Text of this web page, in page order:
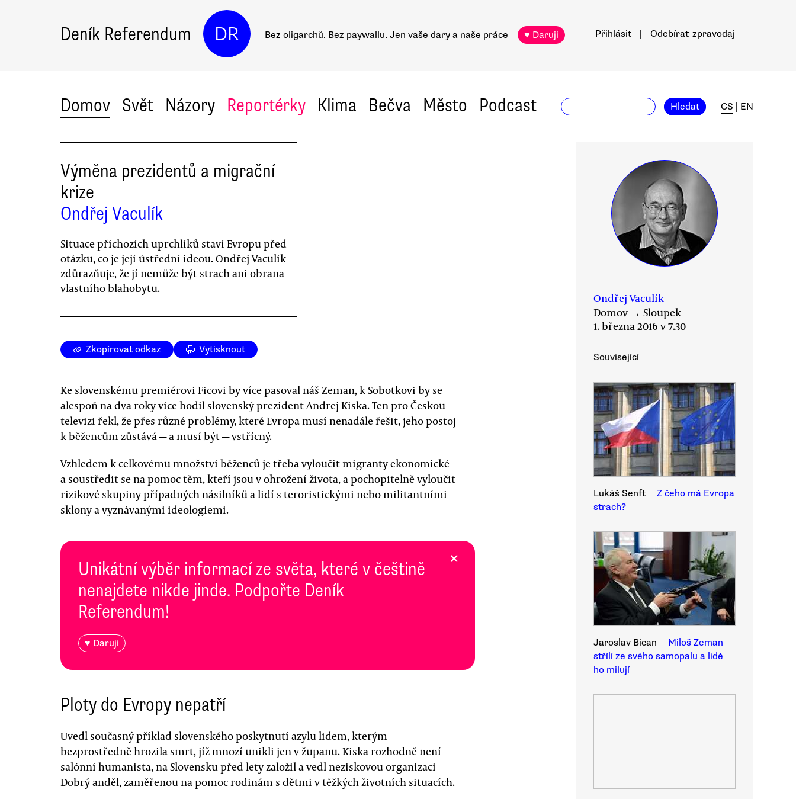
Deník Referendum DR Bez oligarchů. Bez paywallu. Jen vaše dary a naše práce ♥ Daruji Přihlásit Odebírat zpravodaj
Domov Svět Názory Reportérky Klima Bečva Město Podcast Hledat CS EN
Výměna prezidentů a migrační
krize
Ondřej Vaculík
Situace příchozích uprchlíků staví Evropu před
otázku, co je její ústřední ideou. Ondřej Vaculík
zdůrazňuje, že jí nemůže být strach ani obrana
vlastního blahobytu.
Zkopírovat odkaz Vytisknout
Ke slovenskému premiérovi Ficovi by více pasoval náš Zeman, k Sobotkovi by se
alespoň na dva roky více hodil slovenský prezident Andrej Kiska. Ten pro Českou
televizi řekl, že přes různé problémy, které Evropa musí nenadále řešit, jeho postoj
k běžencům zůstává — a musí být — vstřícný.
Vzhledem k celkovému množství běženců je třeba vyloučit migranty ekonomické
a soustředit se na pomoc těm, kteří jsou v ohrožení života, a pochopitelně vyloučit
rizikové skupiny případných násilníků a lidí s teroristickými nebo militantními
sklony a vyznávanými ideologiemi.
Unikátní výběr informací ze světa, které v češtině
nenajdete nikde jinde. Podpořte Deník
Referendum!
♥ Daruji
×
Ploty do Evropy nepatří
Uvedl současný příklad slovenského poskytnutí azylu lidem, kterým
bezprostředně hrozila smrt, jíž mnozí unikli jen v županu. Kiska rozhodně není
salónní humanista, na Slovensku před lety založil a vedl neziskovou organizaci
Dobrý anděl, zaměřenou na pomoc rodinám s dětmi v těžkých životních situacích.
Ondřej Vaculík
Domov → Sloupek
1. března 2016 v 7.30
Související
Lukáš Senft
Z čeho má Evropa
strach?
Jaroslav Bican
Miloš Zeman
střílí ze svého samopalu a lidé
ho milují